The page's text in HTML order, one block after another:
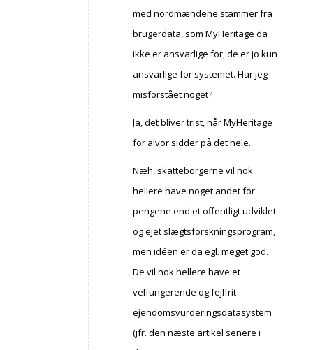
med nordmændene stammer fra
brugerdata, som MyHeritage da
ikke er ansvarlige for, de er jo kun
ansvarlige for systemet. Har jeg
misforstået noget?
Ja, det bliver trist, når MyHeritage
for alvor sidder på det hele.
Næh, skatteborgerne vil nok
hellere have noget andet for
pengene end et offentligt udviklet
og ejet slægtsforskningsprogram,
men idéen er da egl. meget god.
De vil nok hellere have et
velfungerende og fejlfrit
ejendomsvurderingsdatasystem
(jfr. den næste artikel senere i